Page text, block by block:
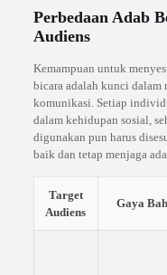
Perbedaan Adab
Audiens
Kemampuan untuk
bicara adalah kunci dalam
komunikasi. Setiap
dalam kehidupan sosial,
digunakan pun harus
baik dan tetap menjaga
Target
Audiens
Gaya